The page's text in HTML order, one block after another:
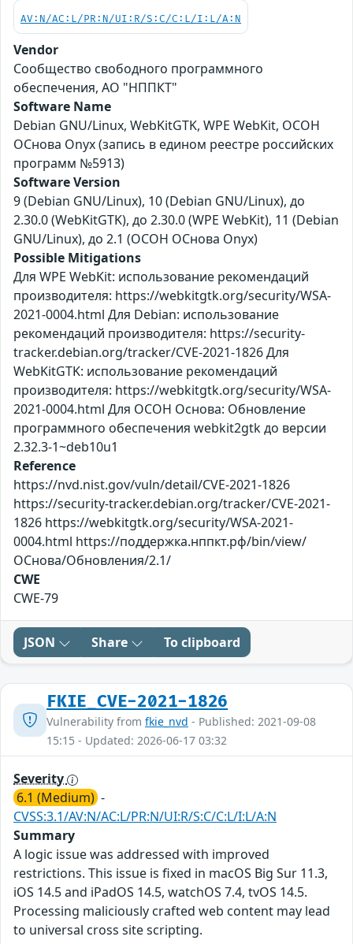
AV:N/AC:L/PR:N/UI:R/S:C/C:L/I:L/A:N
Vendor
Сообщество свободного программного
обеспечения, АО "НППКТ"
Software Name
Debian GNU/Linux, WebKitGTK, WPE WebKit, ОСОН
ОСнова Оnyx (запись в едином реестре российских
программ №5913)
Software Version
9 (Debian GNU/Linux), 10 (Debian GNU/Linux), до
2.30.0 (WebKitGTK), до 2.30.0 (WPE WebKit), 11 (Debian
GNU/Linux), до 2.1 (ОСОН ОСнова Оnyx)
Possible Mitigations
Для WPE WebKit: использование рекомендаций
производителя: https://webkitgtk.org/security/WSA-
2021-0004.html Для Debian: использование
рекомендаций производителя: https://security-
tracker.debian.org/tracker/CVE-2021-1826 Для
WebKitGTK: использование рекомендаций
производителя: https://webkitgtk.org/security/WSA-
2021-0004.html Для ОСОН Основа: Обновление
программного обеспечения webkit2gtk до версии
2.32.3-1~deb10u1
Reference
https://nvd.nist.gov/vuln/detail/CVE-2021-1826
https://security-tracker.debian.org/tracker/CVE-2021-
1826 https://webkitgtk.org/security/WSA-2021-
0004.html https://поддержка.нппкт.рф/bin/view/
ОСнова/Обновления/2.1/
CWE
CWE-79
JSON Share To clipboard
FKIE_CVE-2021-1826
Vulnerability from fkie_nvd - Published: 2021-09-08
15:15 - Updated: 2026-06-17 03:32
Severity
6.1 (Medium) -
CVSS:3.1/AV:N/AC:L/PR:N/UI:R/S:C/C:L/I:L/A:N
Summary
A logic issue was addressed with improved
restrictions. This issue is fixed in macOS Big Sur 11.3,
iOS 14.5 and iPadOS 14.5, watchOS 7.4, tvOS 14.5.
Processing maliciously crafted web content may lead
to universal cross site scripting.